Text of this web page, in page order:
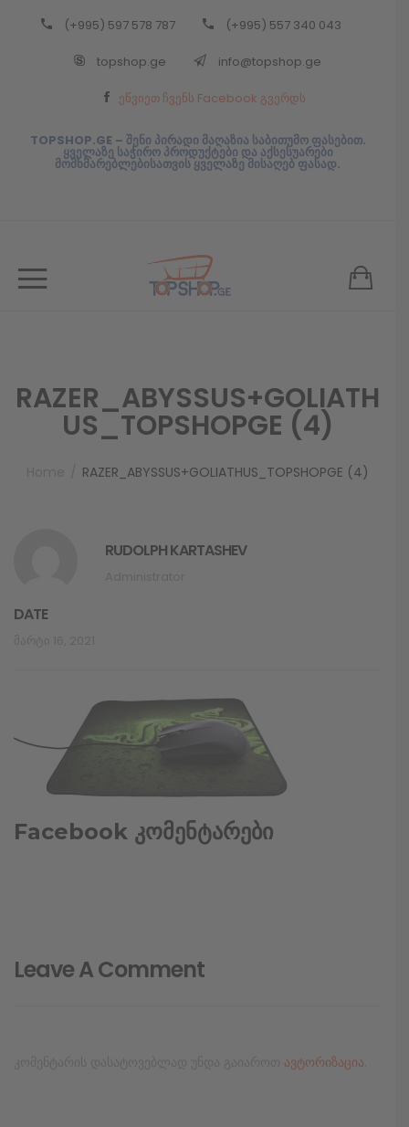
(+995) 597 578 787 (+995) 557 340 043
topshop.ge info@topshop.ge
ეწვიეთ ჩვენს Facebook გვერდს
TOPSHOP.GE – შენი პირადი მაღაზია საბითუმო ფასებით.
ყველაზე საჭირო პროდუქტები და აქსესუარები
მომხმარებლებისათვის ყველაზე მისაღებ ფასად.
RAZER_ABYSSUS+GOLIATH
US_TOPSHOPGE (4)
RAZER_ABYSSUS+GOLIATHUS_TOPSHOPGE (4)
RUDOLPH KARTASHEV
DATE
Facebook კომენტარები
Leave A Comment
ავტორიზაცია
Back